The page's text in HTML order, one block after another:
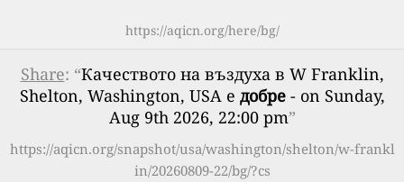
https://aqicn.org/here/bg/
Share: “Качеството на въздуха в W Franklin,
Shelton, Washington, USA е добре- on Sunday,
Aug 9th 2026, 22:00 pm”
https://aqicn.org/snapshot/usa/washington/shelton/w-frankl
in/20260809-22/bg/?cs